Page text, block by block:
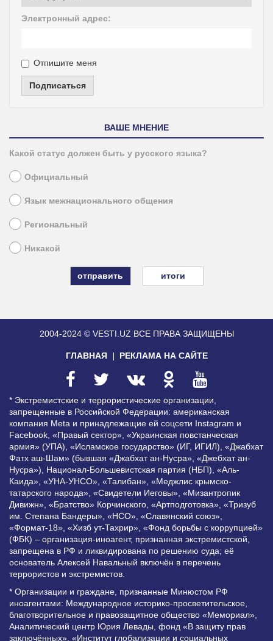
Электронный адрес:
Отпишите меня
Подписаться
ВАШЕ МНЕНИЕ
Какой статус должен быть у русского языка?
Официальный
Язык межнационального общения
Региональный
Никакой
итоги
2004-2024 © VESTI.UZ ВСЕ ПРАВА ЗАЩИЩЕНЫ
ГЛАВНАЯ РЕКЛАМА НА САЙТЕ
* Экстремистские и террористические организации,
запрещенные в Российской Федерации: американская
компания Meta и принадлежащие ей соцсети Instagram и
Facebook, «Правый сектор», «Украинская повстанческая
армия» (УПА), «Исламское государство» (ИГ, ИГИЛ), «Джабхат
Фатх аш-Шам» (бывшая «Джабхат ан-Нусра», «Джебхат ан-
Нусра»), Национал-Большевистская партия (НБП), «Аль-
Каида», «УНА-УНСО», «Талибан», «Меджлис крымско-
татарского народа», «Свидетели Иеговы», «Мизантропик
Дивижн», «Братство» Корчинского, «Артподготовка», «Тризуб
им. Степана Бандеры», «НСО», «Славянский союз»,
«Формат-18», «Хизб ут-Тахрир», «Фонд борьбы с коррупцией»
(ФБК) – организация-иноагент, признанная экстремистской,
запрещена в РФ и ликвидирована по решению суда; её
основатель Алексей Навальный включён в перечень
террористов и экстремистов.
* Организации и граждане, признанные Минюстом РФ
иноагентами: Международное историко-просветительское,
благотворительное и правозащитное общество «Мемориал»,
Аналитический центр Юрия Левады, фонд «В защиту прав
заключённых», «Институт глобализации и социальных